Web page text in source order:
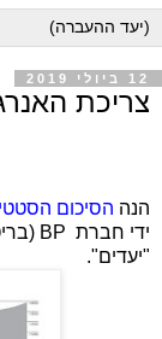
12 ביולי 2019
צריכת
הנה הסיכום
ידי חברת BP
"יעדים".